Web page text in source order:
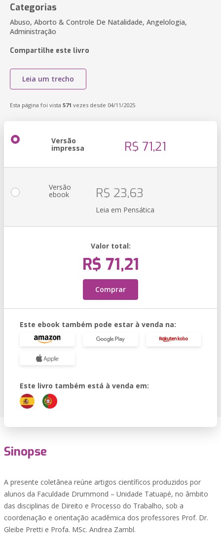
Categorias
Abuso, Aborto & Controle De Natalidade, Angelologia,
Administração
Compartilhe este livro
Leia um trecho
Esta página foi vista 571 vezes desde 04/11/2025
Versão
impressa R$ 71,21
Versão
ebook R$ 23,63
Leia em Pensática
Valor total:
R$ 71,21
Comprar
Este ebook também pode estar à venda na:
Este livro também está à venda em:
Sinopse
A presente coletânea reúne artigos científicos produzidos por
alunos da Faculdade Drummond – Unidade Tatuapé, no âmbito
das disciplinas de Direito e Processo do Trabalho, sob a
coordenação e orientação acadêmica dos professores Prof. Dr.
Gleibe Pretti e Profa. MSc. Andrea Zambl.